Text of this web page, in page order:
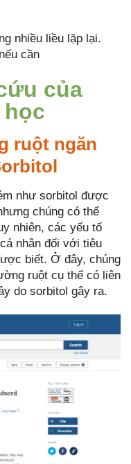
nhiều liều lặp lại.
cần
của
học
ruột ngăn
như sorbitol được
chúng có thể
nhiên, các yếu tố
nhân đối với tiêu
biết. Ở đây, chúng
ruột cụ thể có liên
do sorbitol gây ra.